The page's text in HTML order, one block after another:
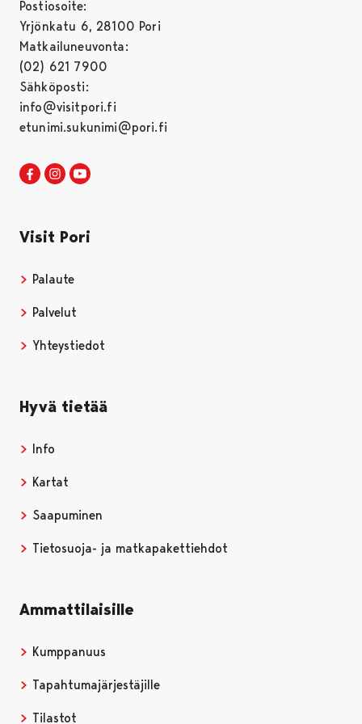
Postiosoite:
Yrjönkatu 6, 28100 Pori
Matkailuneuvonta:
(02) 621 7900
Sähköposti:
info@visitpori.fi
etunimi.sukunimi@pori.fi
Visit Pori Facebookissa
Avautuu uudessa välilehdessä
Visit Pori Instagrammissa
Avautuu uudessa välilehdessä
Visit Pori
Palaute
Palvelut
Yhteystiedot
Hyvä tietää
Info
Kartat
Saapuminen
Tietosuoja- ja matkapakettiehdot
Ammattilaisille
Kumppanuus
Tapahtumajärjestäjille
Tilastot